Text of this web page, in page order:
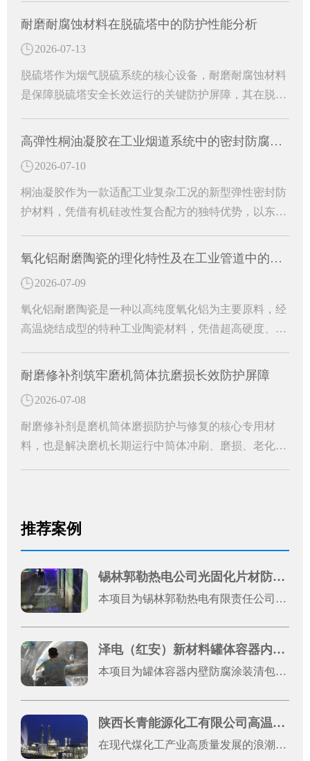
耐磨耐腐蚀材料在脱硫塔中的防护性能分析
2026-07-13
脱硫塔作为烟气脱硫系统的核心设备，耐磨耐腐蚀材料
是保障脱硫塔安全长效运行的关键防护屏障，其在脱硫
构适配与运维降本等多个方面。
高弹性桐油凝胶在工业烟道系统中的密封防腐研究
2026-07-10
桐油凝胶作为一款适配工业复杂工况的新型弹性密封防
护材料，凭借有机硅改性复合配方的独特优势，以东臻
运行中的各类病害难题。
氧化铝耐磨陶瓷的理化特性及在工业管道中的防护作用
2026-07-09
氧化铝耐磨陶瓷是一种以高纯度氧化铝为主要原料，经
高温烧结成型的特种工业陶瓷材料，凭借超高硬度、超
管道防护的核心耐磨材料。能够从根源上解决管道磨损
命，是工业管道长效防护的关键配件。
耐磨修补剂筑牢磨机筒体抗磨损长效防护屏障
2026-07-08
耐磨修补剂是磨机筒体磨损防护与修复的核心专用材
料，也是解决磨机长期运行中筒体冲刷、磨损、老化问
推荐案例
锡林郭勒热电公司光固化片材防腐案例
本项目为锡林郭勒热电有限责任公司1号机光固化片材防腐施工工程，是厂区机组设备运维升级的重点防腐改造项目。热电发电机组长期处于高温、粉尘、酸碱水汽腐蚀的复杂工况环境，设备金属基材易出现锈蚀、老化、破损问题，不仅影响设备外观完整性，还会降低机组运行稳定性、缩短设备使用寿命，增加运维成本。
泽电（红安）新材料罐体容器内壁防腐涂装清包施工案例展示
本项目为罐体容器内壁防腐涂装清包施工工程，服务单位为泽电（红安）新材料有限公司，施工地址位于湖北省黄冈市红安县八里湾镇川东大道原集创云天2号厂房。本次施工对象为2台罐体容器金属内壁，整体施工总面积约50平方米，施工模式为纯手工清包施工，涵盖前期基体处理、焊缝打磨、表面清洁、防腐刷涂、瑕疵修整等全工序作业。
陕西长青能源化工有限公司高温浇注料应用案例
在现代煤化工产业高质量发展的浪潮中，设备稳定运行是企业提质增效、筑牢核心竞争力的关键。陕西长青能源化工有限公司（以下简称“长青能化”）作为国有控股的大型现代煤化工高新技术企业，深耕煤制甲醇领域多年，凭借先进的生产工艺和严苛的管理标准，其60万吨/年煤制甲醇装置已稳定运行超3600天，随着装置长期高负荷运行，气化炉、输料管道等核心设备面临的高温、高粉尘、强冲刷工况愈发严苛，对设备耐磨防腐性能提出了极高要求，设备关键部位的防磨改造成为保障生产连续性的重中之重。东臻科技作为高端耐磨防腐材料综合服务商，专注表面工程材料研发，与科研机构深度合作，产品线覆盖300余类，可提供从材料研发到工程实施的全链条解决方案。此次为长青能化提供的高温碳化硅耐磨捣打料、刚玉耐磨浇注料，是东臻科技针对煤化工复杂工况量身优化的核心产品，搭配高效耐高温结合体系，其中碳化硅成分具备优异的抗侵蚀性、高耐磨系数和良好的热震性，两种材料的科学搭配，完美适配煤化工高粉尘、强冲刷、高温高压等严苛工况。该系列产品不仅在原料选择上精益求精，更在生产工艺上严格把控，通过颗粒紧密堆积技术，使材料成型后致密度高、体积密度大，常温下强度可达150MPa以上，东臻科技提供专业的现场技术指导，全程把控基材处理、材料涂覆、固化养护等各个环节，形成致密、无缝的整体防护层，最大化发挥耐磨防腐性能。此次合作，东臻科技以优质的产品、专业的服务，得到了长青能化生产运维团队的一致认可。作为国有控股大型煤化工企业，长青能化的此次防磨改造项目，不仅为自身持续稳定高效生产奠定了基础，更为国内大型煤化工项目关键设备耐磨防护提供了可借鉴的标杆经验，推动了双方在高端耐磨材料应用领域的深度合作，共同为煤化工产业高质量、稳定发展筑牢材料根基。